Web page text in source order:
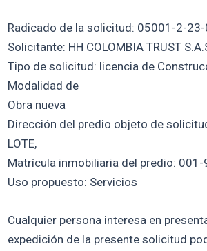
Radicado de la solicitud: 05001-2-
Solicitante: HH COLOMBIA TRUST
Tipo de solicitud: licencia de
Modalidad de
Obra nueva
Dirección del predio objeto de
LOTE,
Matrícula inmobiliaria del predio:
Uso propuesto: Servicios
Cualquier persona interesa en
expedición de la presente solicitud